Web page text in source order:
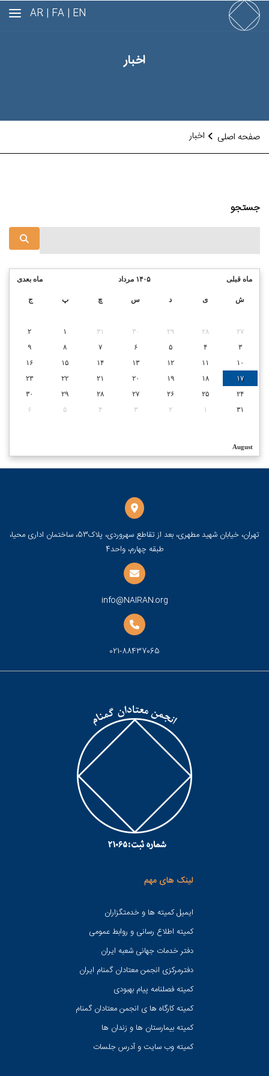
EN |
FA |
AR
اخبار
صفحه اصلی اخبار
جستجو
ماه بعدی ۱۴۰۵ مرداد ماه قبلی
ش ی د س چ پ ج
۲۷ ۲۸ ۲۹ ۳۰ ۳۱ ۱
۲
۳
۴ ۵ ۶ ۷ ۸
۹
۱۰
۱۱ ۱۲ ۱۳ ۱۴ ۱۵
۱۶
۱۷
۱۸ ۱۹ ۲۰ ۲۱ ۲۲
۲۳
۲۴
۲۵ ۲۶ ۲۷ ۲۸ ۲۹
۳۰
۳۱
۱ ۲ ۳ ۴ ۵ ۶
August
تهران، خیابان شهید مطهری، بعد از تقاطع سهروردی، پلاک53، ساختمان اداری محیا،
طبقه چهارم، واحد4
info@NAIRAN.org
021-88437065
لینک های مهم
ایمیل کمیته ها و خدمتگزاران
کميته اطلاع رسانی و روابط عمومی
دفتر خدمات جهانی شعبه ايران
دفترمرکزی انجمن معتادان گمنام ایران
کمیته فصلنامه پیام بهبودی
کمیته کارگاه ها ی انجمن معتادان گمنام
کمیته بیمارستان ها و زندان ها
کمیته وب سایت و آدرس جلسات